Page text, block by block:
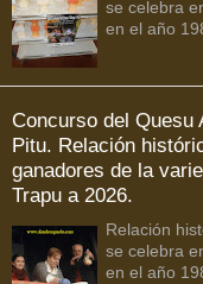
se celebra
en el año
Concurso del Quesu
Pitu. Relación
ganadores de la
Trapu a 2026.
Relación
se celebra
en el año